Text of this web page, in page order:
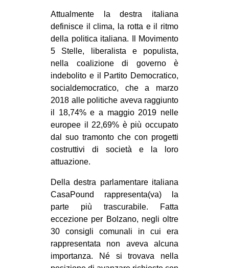
Attualmente la destra italiana
definisce il clima, la rotta e il ritmo
della politica italiana. Il Movimento
5 Stelle, liberalista e populista,
nella coalizione di governo è
indebolito e il Partito Democratico,
socialdemocratico, che a marzo
2018 alle politiche aveva raggiunto
il 18,74% e a maggio 2019 nelle
europee il 22,69% è più occupato
dal suo tramonto che con progetti
costruttivi di società e la loro
attuazione.
Della destra parlamentare italiana
CasaPound rappresenta(va) la
parte più trascurabile. Fatta
eccezione per Bolzano, negli oltre
30 consigli comunali in cui era
rappresentata non aveva alcuna
importanza. Né si trovava nella